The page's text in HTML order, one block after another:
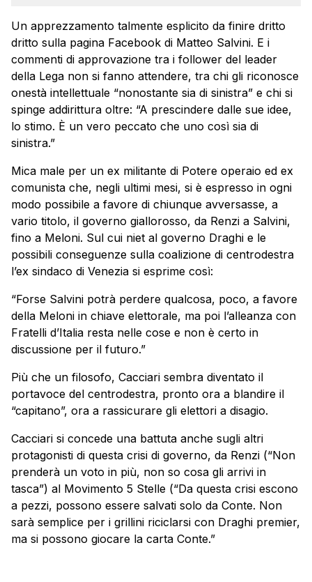
Un apprezzamento talmente esplicito da finire dritto
dritto sulla pagina Facebook di Matteo Salvini. E i
commenti di approvazione tra i follower del leader
della Lega non si fanno attendere, tra chi gli riconosce
onestà intellettuale “nonostante sia di sinistra” e chi si
spinge addirittura oltre: “A prescindere dalle sue idee,
lo stimo. È un vero peccato che uno così sia di
sinistra.”
Mica male per un ex militante di Potere operaio ed ex
comunista che, negli ultimi mesi, si è espresso in ogni
modo possibile a favore di chiunque avversasse, a
vario titolo, il governo giallorosso, da Renzi a Salvini,
fino a Meloni. Sul cui niet al governo Draghi e le
possibili conseguenze sulla coalizione di centrodestra
l’ex sindaco di Venezia si esprime così:
“Forse Salvini potrà perdere qualcosa, poco, a favore
della Meloni in chiave elettorale, ma poi l’alleanza con
Fratelli d’Italia resta nelle cose e non è certo in
discussione per il futuro.”
Più che un filosofo, Cacciari sembra diventato il
portavoce del centrodestra, pronto ora a blandire il
“capitano”, ora a rassicurare gli elettori a disagio.
Cacciari si concede una battuta anche sugli altri
protagonisti di questa crisi di governo, da Renzi (“Non
prenderà un voto in più, non so cosa gli arrivi in
tasca”) al Movimento 5 Stelle (“Da questa crisi escono
a pezzi, possono essere salvati solo da Conte. Non
sarà semplice per i grillini riciclarsi con Draghi premier,
ma si possono giocare la carta Conte.”